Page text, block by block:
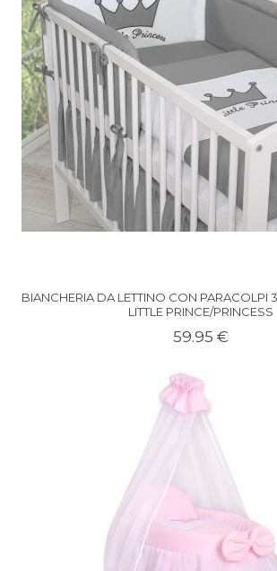
BIANCHERIA DA LETTINO CON PARACOLPI
LITTLE PRINCE/PRINCESS
59.95 €